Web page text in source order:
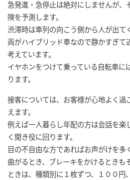
急発進・急停止は絶対にしませんが、
険を予測します。
渋滞時は車列の向こう側から人が出て
両がハイブリッド車なので静かすぎて
考えています。
イヤホンをつけて乗っている自転車に
ります。
接客については、お客様が心地よく過
えます。
例えば一人暮らし年配の方は会話を楽
く聞き役に回ります。
目の不自由な方であればお声がけを多
曲がるとき、ブレーキをかけるときも
ときは、種類別に１枚ずつ、１００円